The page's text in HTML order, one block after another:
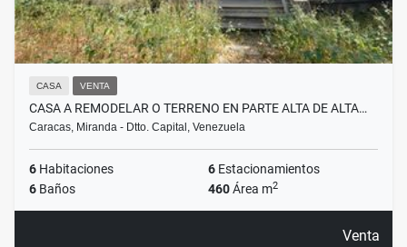
CASA VENTA
CASA A REMODELAR O TERRENO EN PARTE ALTA DE ALTA…
Caracas, Miranda - Dtto. Capital, Venezuela
6 Habitaciones 6 Estacionamientos
6 Baños 460Área m2
Venta